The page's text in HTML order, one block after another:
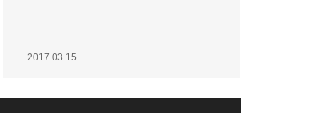
2017.03.15